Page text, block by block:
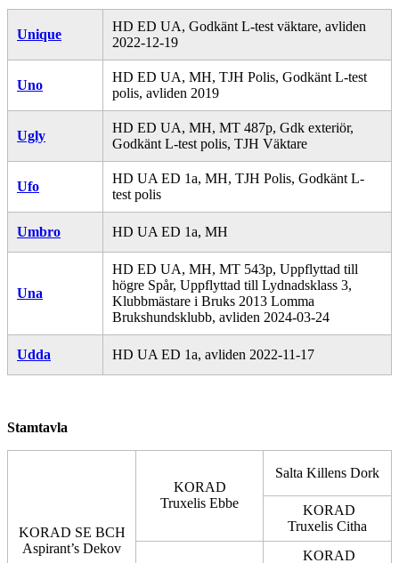
Unique
HD ED UA, Godkänt L-test väktare, avliden
2022-12-19
Uno
HD ED UA, MH, TJH Polis, Godkänt L-test
polis, avliden 2019
Ugly
HD ED UA, MH, MT 487p, Gdk exteriör,
Godkänt L-test polis, TJH Väktare
Ufo
HD UA ED 1a, MH, TJH Polis, Godkänt L-
test polis
Umbro HD UA ED 1a, MH
Una
HD ED UA, MH, MT 543p, Uppflyttad till
högre Spår, Uppflyttad till Lydnadsklass 3,
Klubbmästare i Bruks 2013 Lomma
Brukshundsklubb, avliden 2024-03-24
Udda HD UA ED 1a, avliden 2022-11-17
Stamtavla
KORAD SE BCH
Aspirant’s Dekov
KORAD
Truxelis Ebbe
Salta Killens Dork
KORAD
Truxelis Citha
KORAD